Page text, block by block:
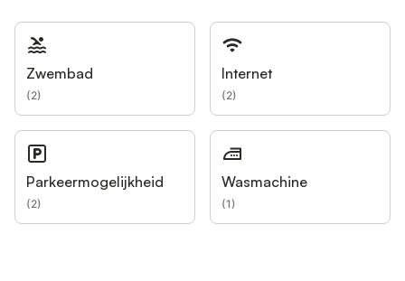
Zwembad
(2)
Internet
(2)
Parkeermogelijkheid
(2)
Wasmachine
(1)